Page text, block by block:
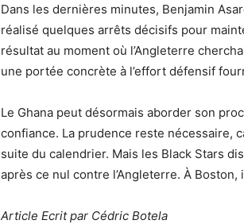
Dans les dernières minutes, Benjamin
réalisé quelques arrêts décisifs pour
résultat au moment où l’Angleterre
une portée concrète à l’effort défensif
Le Ghana peut désormais aborder son
confiance. La prudence reste nécessaire,
suite du calendrier. Mais les Black Stars
après ce nul contre l’Angleterre. À
Article Ecrit par Cédric Botela